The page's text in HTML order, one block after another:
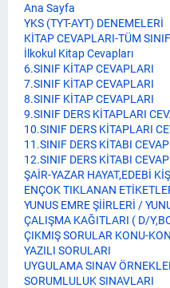
Ana Sayfa
YKS (TYT-AYT) DENEMELERİ
KİTAP CEVAPLARI-TÜM
İlkokul Kitap Cevapları
6.SINIF KİTAP CEVAPLARI
7.SINIF KİTAP CEVAPLARI
8.SINIF KİTAP CEVAPLARI
9.SINIF DERS KİTAPLARI
10.SINIF DERS KİTAPLARI
11.SINIF DERS KİTABI
12.SINIF DERS KİTABI
ŞAİR-YAZAR HAYAT,EDEBİ
ENÇOK TIKLANAN
YUNUS EMRE ŞİİRLERİ /
ÇALIŞMA KAĞITLARI ( D/
ÇIKMIŞ SORULAR KONU-
YAZILI SORULARI
UYGULAMA SINAV
SORUMLULUK SINAVLARI